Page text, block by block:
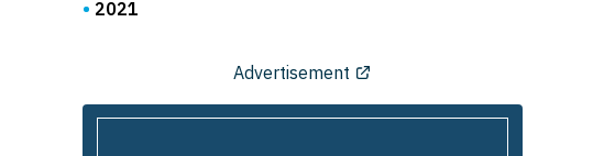
2021
Advertisement